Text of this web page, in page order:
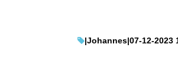
|Johannes|07-12-2023